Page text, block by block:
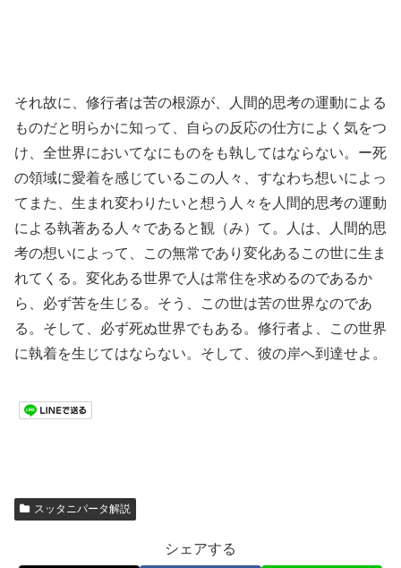
それ故に、修行者は苦の根源が、人間的思考の運動による
ものだと明らかに知って、自らの反応の仕方によく気をつ
け、全世界においてなにものをも執してはならない。ー死
の領域に愛着を感じているこの人々、すなわち想いによっ
てまた、生まれ変わりたいと想う人々を人間的思考の運動
による執著ある人々であると観（み）て。人は、人間的思
考の想いによって、この無常であり変化あるこの世に生ま
れてくる。変化ある世界で人は常住を求めるのであるか
ら、必ず苦を生じる。そう、この世は苦の世界なのであ
る。そして、必ず死ぬ世界でもある。修行者よ、この世界
に執着を生じてはならない。そして、彼の岸へ到達せよ。
スッタニパータ解説
シェアする